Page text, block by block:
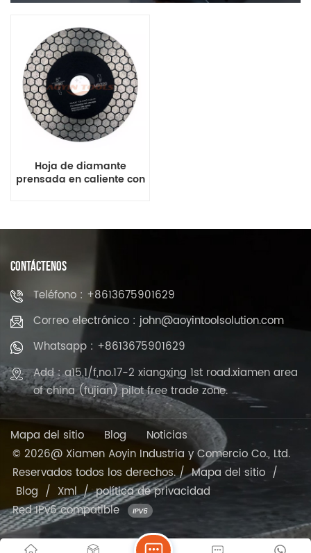
Hoja de diamante
prensada en caliente con
CONTÁCTENOS
Teléfono : +8613675901629
Correo electrónico : john@aoyintoolsolution.com
Whatsapp : +8613675901629
Add : a15,1/f,no.17-2 xiangxing 1st road.xiamen area
of china (fujian) pilot free trade zone.
Mapa del sitio Blog
Noticias
© 2026@ Xiamen Aoyin Industria y Comercio Co., Ltd.
Reservados todos los derechos. /Mapa del sitio /
Blog / Xml/política de privacidad
Red IPv6 compatible